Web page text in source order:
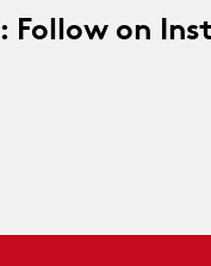
: Follow on